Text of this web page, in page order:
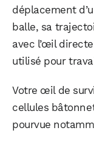
déplacement
balle, sa
avec l’œil
utilisé pour
Votre œil de
cellules
pourvue